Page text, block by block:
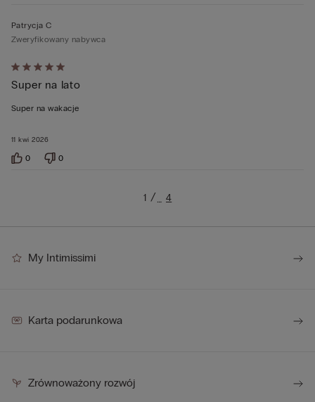
Ocena
5
z
11 kwi 2026
Patrycja C
Zweryfikowany nabywca
Super na lato
Super na wakacje
0 0
1 … 4
My Intimissimi
Karta podarunkowa
Zrównoważony rozwój